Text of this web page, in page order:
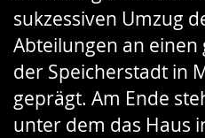
sukzessiven Umzug
Abteilungen an
der Speicherstadt in
geprägt. Am Ende
unter dem das Haus